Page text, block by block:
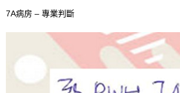
7A病房 – 專業判斷